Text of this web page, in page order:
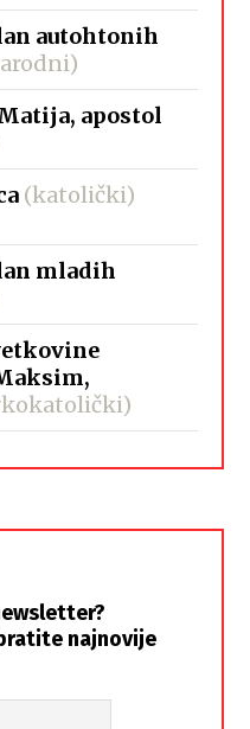
autohtonih
apostol
(katolički)
mladih
najnovije